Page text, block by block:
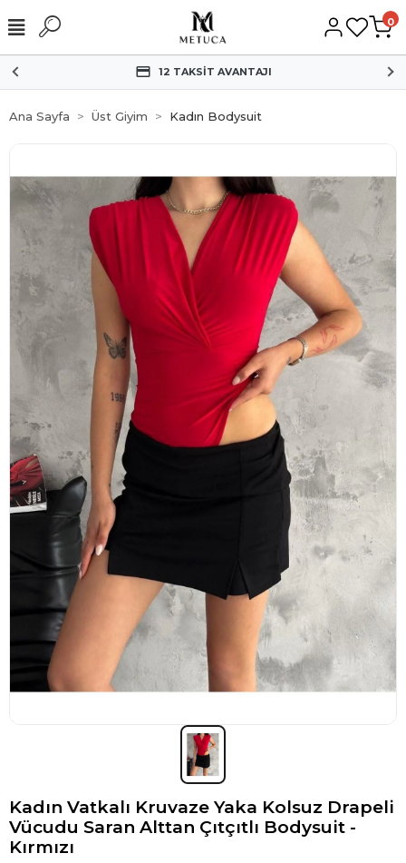
0
12 TAKSİT AVANTAJI
Ana Sayfa Üst Giyim Kadın Bodysuit
Kadın Vatkalı Kruvaze Yaka Kolsuz Drapeli
Vücudu Saran Alttan Çıtçıtlı Bodysuit -
Kırmızı
Şu anda